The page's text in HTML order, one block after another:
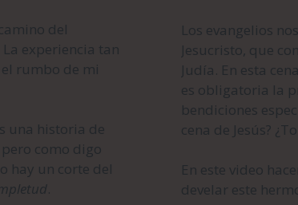
del
experiencia tan
rumbo de mi
una historia de
como digo
hay un corte del
.
Los evangelios
Jesucristo, que
Judía. En esta
es obligatoria la
bendiciones
cena de Jesús?
En este video
develar este